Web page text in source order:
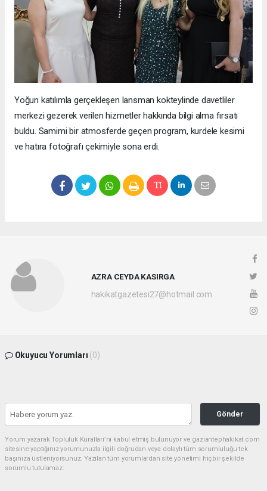
Yoğun katılımla gerçekleşen lansman kokteylinde davetliler
merkezi gezerek verilen hizmetler hakkında bilgi alma fırsatı
buldu. Samimi bir atmosferde geçen program, kurdele kesimi
ve hatıra fotoğrafı çekimiyle sona erdi.
AZRA CEYDA KASIRGA
hakikatgazetesi27@hotmail.com
Okuyucu Yorumları (0)
Gönder
Yorum yazarak Topluluk Kuralları’nı kabul etmiş bulunuyor ve gaziantephakikat.com
sitesine yaptığınız yorumunuzla ilgili doğrudan veya dolaylı tüm sorumluluğu tek
başınıza üstleniyorsunuz. Yazılan tüm yorumlardan site yönetimi hiçbir şekilde
sorumlu tutulamaz.